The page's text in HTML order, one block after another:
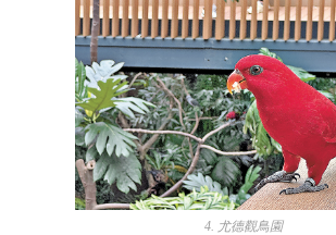
4. 尤德觀鳥園